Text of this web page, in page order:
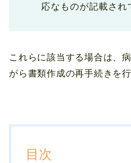
応なものが記載され
これらに該当する場合は、
がら書類作成の再手続きを
目次